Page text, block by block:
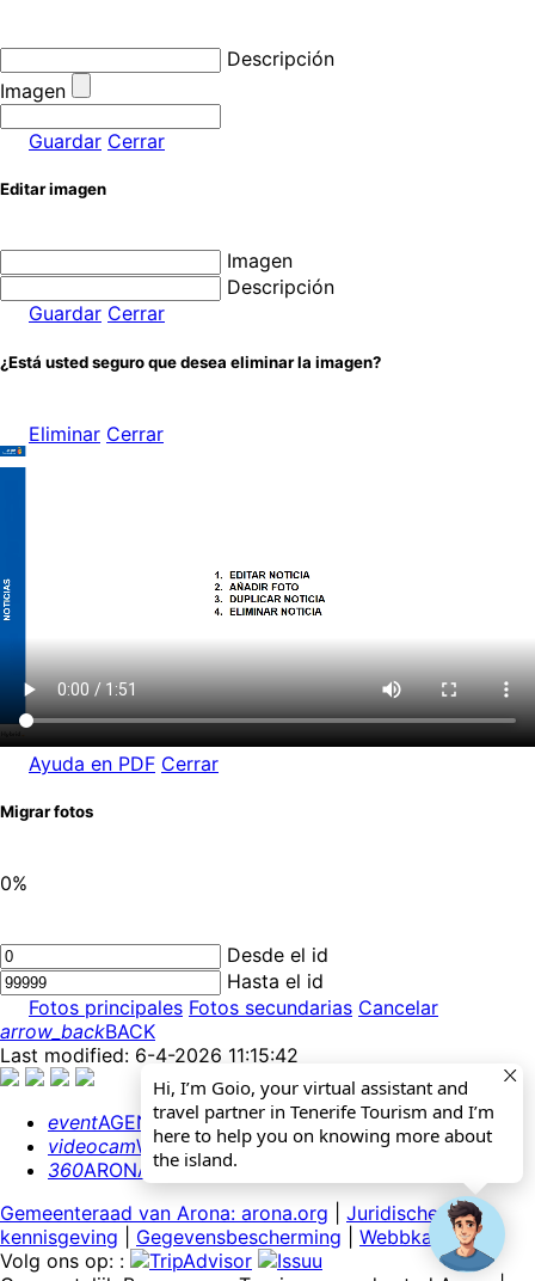
Hi, I’m Goio, your virtual assistant and
travel partner in Tenerife Tourism and I’m
here to help you on knowing more about
the island.
Descripción
Imagen
Guardar Cerrar
Editar imagen
Imagen
Descripción
Guardar Cerrar
¿Está usted seguro que desea eliminar la imagen?
Eliminar Cerrar
Ayuda en PDF Cerrar
Migrar fotos
0%
Desde el id
Hasta el id
Fotos principales Fotos secundarias Cancelar
arrow_backBACK
Last modified: 6-4-2026 11:15:42
eventAGENDA
videocamWEBCAMS
360ARONA 360º
Gemeenteraad van Arona: arona.org
Juridische
kennisgeving
Gegevensbescherming
Webbkaart
Volg ons op: :